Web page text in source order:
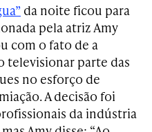
da noite ficou para
pela atriz Amy
com o fato de a
televisionar parte das
no esforço de
A decisão foi
da indústria